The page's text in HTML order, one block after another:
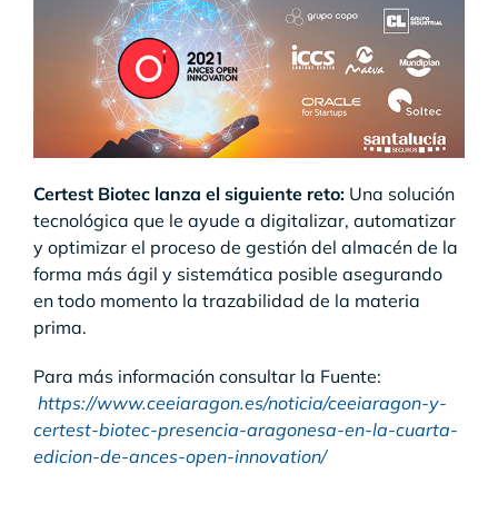
Certest Biotec lanza el siguiente reto: Una solución
tecnológica que le ayude a digitalizar, automatizar
y optimizar el proceso de gestión del almacén de la
forma más ágil y sistemática posible asegurando
en todo momento la trazabilidad de la materia
prima.
Para más información consultar la Fuente:
https://www.ceeiaragon.es/noticia/ceeiaragon-y-
certest-biotec-presencia-aragonesa-en-la-cuarta-
edicion-de-ances-open-innovation/